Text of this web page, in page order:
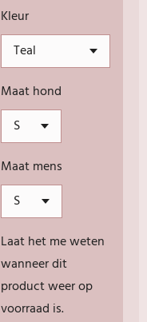
Kleur
Maat hond
Maat mens
Laat het me weten
wanneer dit
product weer op
voorraad is.